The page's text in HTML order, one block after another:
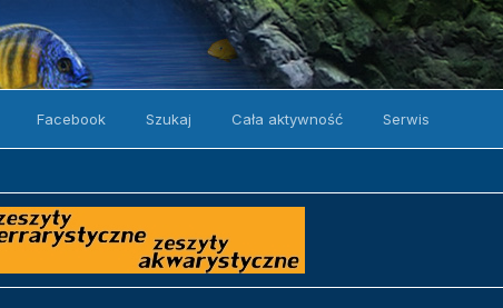
Facebook Szukaj Cała aktywność Serwis